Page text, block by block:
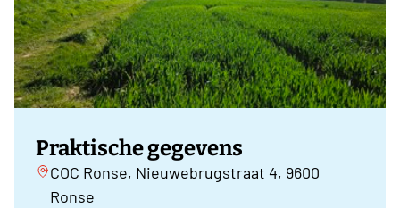
Praktische gegevens
COC Ronse, Nieuwebrugstraat 4, 9600
Ronse